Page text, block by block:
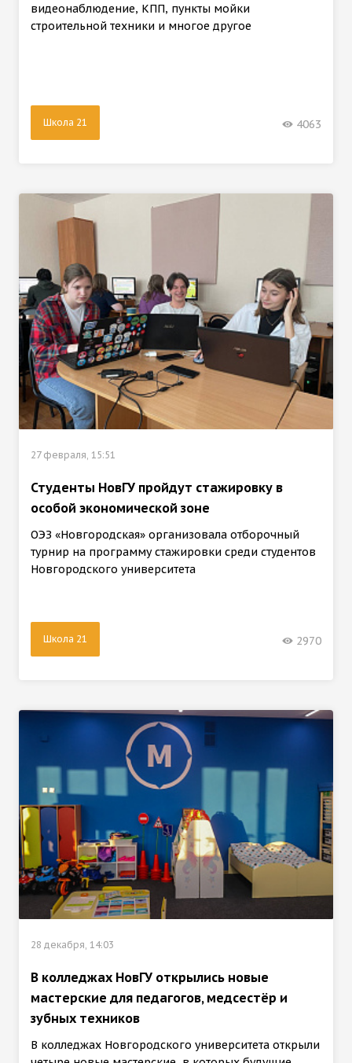
видеонаблюдение, КПП, пункты мойки
строительной техники и многое другое
Школа 21 4063
27 февраля, 15:51
Студенты НовГУ пройдут стажировку в
особой экономической зоне
ОЭЗ «Новгородская» организовала отборочный
турнир на программу стажировки среди студентов
Новгородского университета
Школа 21 2970
28 декабря, 14:03
В колледжах НовГУ открылись новые
мастерские для педагогов, медсестёр и
зубных техников
В колледжах Новгородского университета открыли